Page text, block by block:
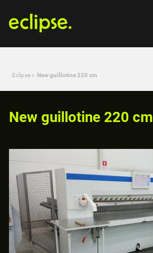
Eclipse » New guillotine 220 cm
New guillotine 220 cm